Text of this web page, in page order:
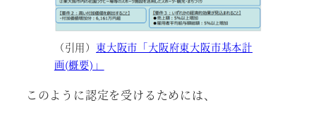
（引用） 東大阪市「大阪府東大阪市基本計
画(概要)」
このように認定を受けるためには、